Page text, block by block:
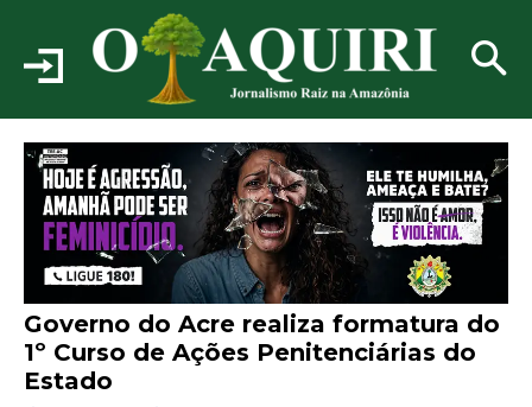
Governo do Acre realiza formatura do
1º Curso de Ações Penitenciárias do
Estado